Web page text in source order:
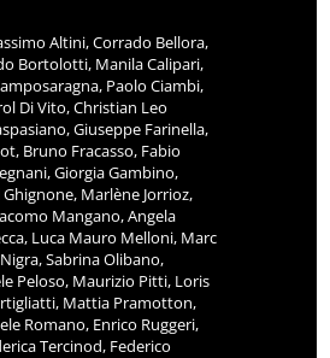
Altini, Corrado Bellora,
Bortolotti, Manila Calipari,
Paolo Ciambi,
Di Vito, Christian Leo
Giuseppe Farinella,
Bruno Fracasso, Fabio
Giorgia Gambino,
Marlène Jorrioz,
Mangano, Angela
Luca Mauro Melloni, Marc
Sabrina Olibano,
Peloso, Maurizio Pitti, Loris
Mattia Pramotton,
Romano, Enrico Ruggeri,
Tercinod, Federico